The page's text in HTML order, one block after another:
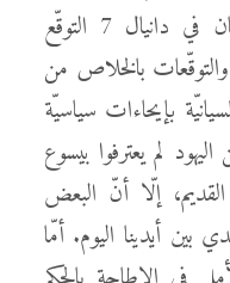
شخصيّة داود ولاوي وابن الإنسان في دانيال 7 التوقّع
بالخلاص من
بإيحاءات سياسيّة
لم يعترفوا بيسوع
القديم، إلّا أنّ البعض
بين أيدينا اليوم. أمّا